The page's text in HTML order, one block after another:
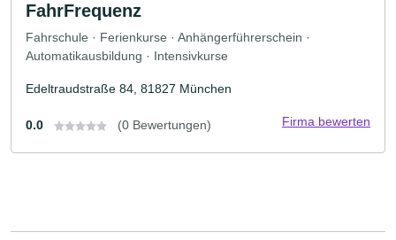
FahrFrequenz
Fahrschule · Ferienkurse · Anhängerführerschein ·
Automatikausbildung · Intensivkurse
Edeltraudstraße 84, 81827 München
0.0 (0 Bewertungen) Firma bewerten